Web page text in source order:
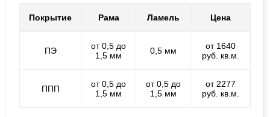
Покрытие Рама Ламель Цена
ПЭ
от 0,5 до
1,5 мм
0,5 мм
от 1640
руб. кв.м.
ППП
от 0,5 до
1,5 мм
от 0,5 до
1,5 мм
от 2277
руб. кв.м.